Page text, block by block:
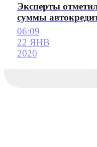
Эксперты
суммы
06:09
22 ЯНВ
2020